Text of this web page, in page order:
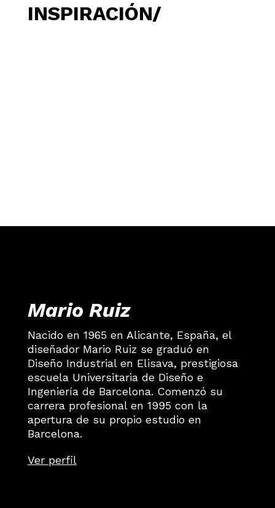
INSPIRACIÓN/
Mario Ruiz
Nacido en 1965 en Alicante, España, el
diseñador Mario Ruiz se graduó en
Diseño Industrial en Elisava, prestigiosa
escuela Universitaria de Diseño e
Ingeniería de Barcelona. Comenzó su
carrera profesional en 1995 con la
apertura de su propio estudio en
Barcelona.
Ver perfil